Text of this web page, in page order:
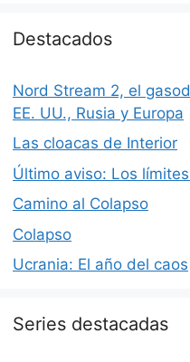
Destacados
Nord Stream 2, el
EE. UU., Rusia y Europa
Las cloacas de Interior
Último aviso: Los
Camino al Colapso
Colapso
Ucrania: El año del caos
Series destacadas